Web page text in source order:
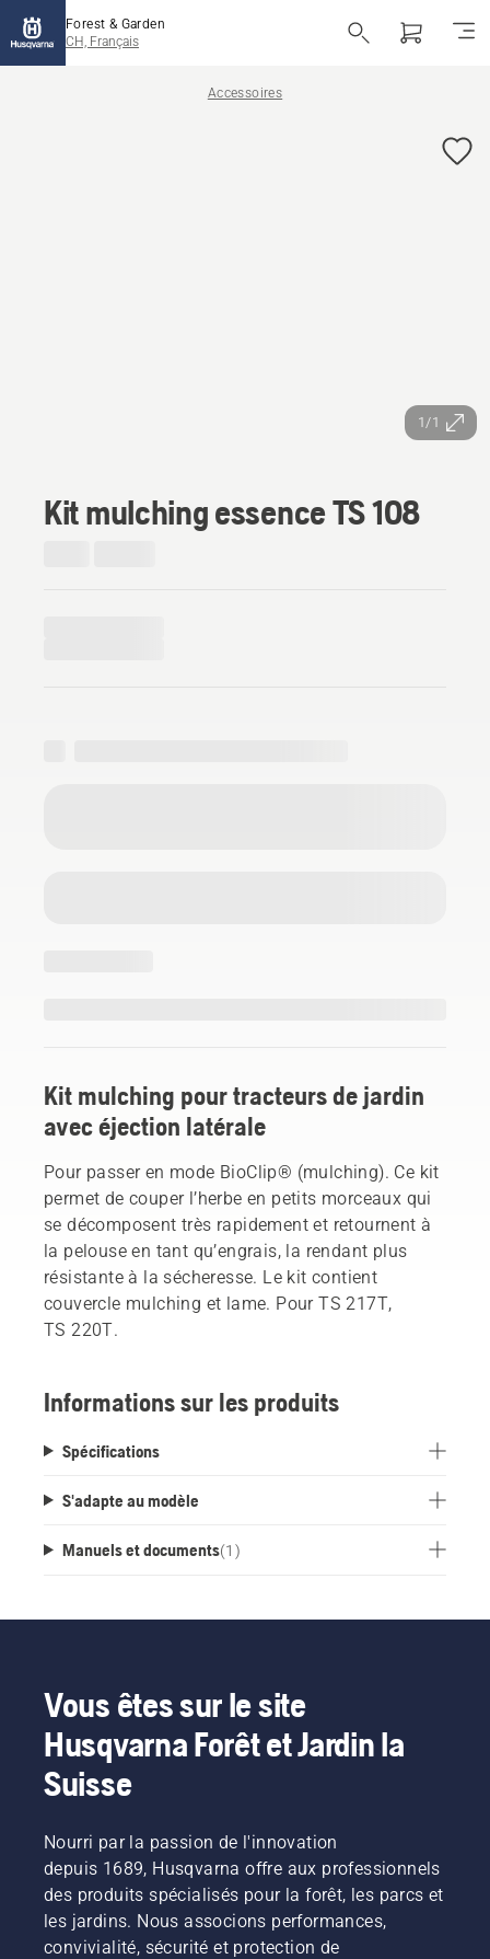
Forest & Garden
CH, Français
Accessoires
1/1
Kit mulching essence TS 108
Kit mulching pour tracteurs de jardin
avec éjection latérale
Pour passer en mode BioClip® (mulching). Ce kit
permet de couper l’herbe en petits morceaux qui
se décomposent très rapidement et retournent à
la pelouse en tant qu’engrais, la rendant plus
résistante à la sécheresse. Le kit contient
couvercle mulching et lame. Pour TS 217T,
TS 220T.
Informations sur les produits
Spécifications
S'adapte au modèle
Manuels et documents(1 )
Vous êtes sur le site
Husqvarna Forêt et Jardin la
Suisse
Nourri par la passion de l'innovation
depuis 1689, Husqvarna offre aux professionnels
des produits spécialisés pour la forêt, les parcs et
les jardins. Nous associons performances,
convivialité, sécurité et protection de